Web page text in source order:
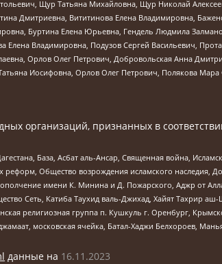
Щур Татьяна Михайловна, Щур Николай
Дмитриевна, Вититинова Елена Владимировна,
Буртина Елена Юрьевна, Гендель Людмила
Владимировна, Подузов Сергей Васильевич,
Орлов Олег Петрович, Добровольская Анна
Иосифовна, Орлов Олег Петрович, Полякова
организаций, признанных в
База, Асбат аль-Ансар, Священная война,
Общество возрождения исламского наследия,
имени К. Минина и Д. Пожарского, Аджр от
Сеть, Катиба Таухид валь-Джихад, Хайят Тахрир
религиозная группа п. Кушкуль г. Оренбург,
московская ячейка, Батал-Хаджи Белхороев,
данные на 16.11.2023